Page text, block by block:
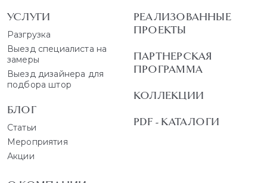
УСЛУГИ
Разгрузка
Выезд специалиста на
замеры
Выезд дизайнера для
подбора штор
БЛОГ
Статьи
Мероприятия
Акции
РЕАЛИЗОВАННЫЕ
ПРОЕКТЫ
ПАРТНЕРСКАЯ
ПРОГРАММА
КОЛЛЕКЦИИ
PDF - КАТАЛОГИ